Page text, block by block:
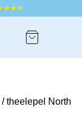
van 4.5/5.0
/ theelepel North